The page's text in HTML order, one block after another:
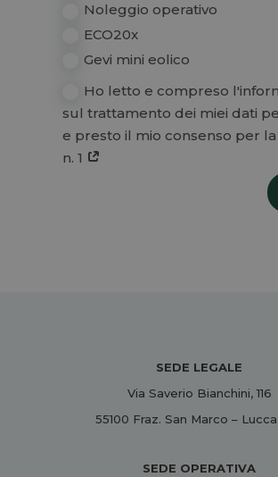
Noleggio operativo
ECO20x
Gevi mini eolico
Ho letto e compreso
sul trattamento dei miei dati
e presto il mio consenso per
n. 1
SEDE LEGALE
Via Saverio Bianchini, 116
55100 Fraz. San Marco – Lucca
SEDE OPERATIVA